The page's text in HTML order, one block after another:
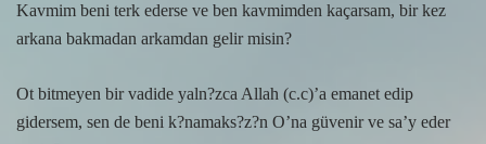
Kavmim beni terk ederse ve ben kavmimden kaçarsam, bir kez
arkana bakmadan arkamdan gelir misin?
Ot bitmeyen bir vadide yaln?zca Allah (c.c)’a emanet edip
gidersem, sen de beni k?namaks?z?n O’na güvenir ve sa’y eder